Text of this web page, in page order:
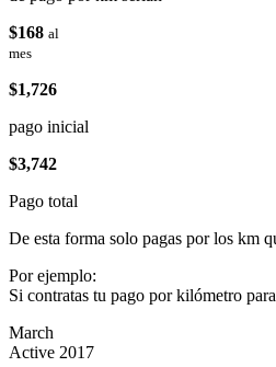
$168 al
mes
$1,726
pago inicial
$3,742
Pago total
De esta forma solo pagas por los km
Por ejemplo:
Si contratas tu pago por kilómetro
March
Active 2017